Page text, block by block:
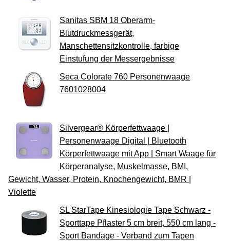
Sanitas SBM 18 Oberarm-
Blutdruckmessgerät,
Manschettensitzkontrolle, farbige
Einstufung der Messergebnisse
Seca Colorate 760 Personenwaage
7601028004
Silvergear® Körperfettwaage |
Personenwaage Digital | Bluetooth
Körperfettwaage mit App | Smart Waage für
Körperanalyse, Muskelmasse, BMI,
Gewicht, Wasser, Protein, Knochengewicht, BMR |
Violette
SL StarTape Kinesiologie Tape Schwarz -
Sporttape Pflaster 5 cm breit, 550 cm lang -
Sport Bandage - Verband zum Tapen